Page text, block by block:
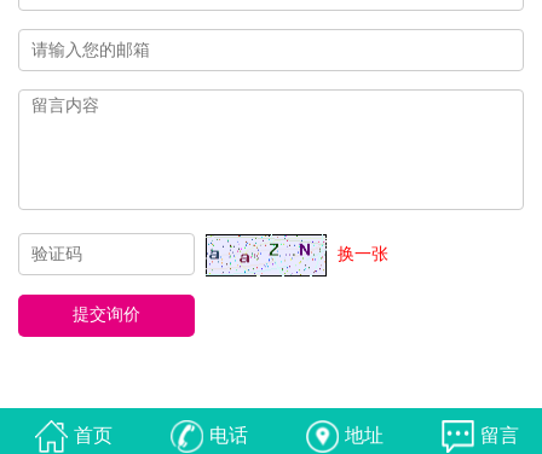
换一张
首页 电话 地址 留言